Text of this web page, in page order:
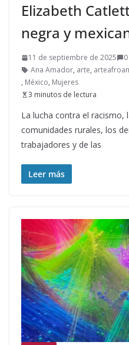
Elizabeth
negra y
11 de septiembre de 2025
Ana Amador, arte,
, México, Mujeres
3 minutos de lectura
La lucha contra el racismo,
comunidades rurales, los
trabajadores y de las
Leer más